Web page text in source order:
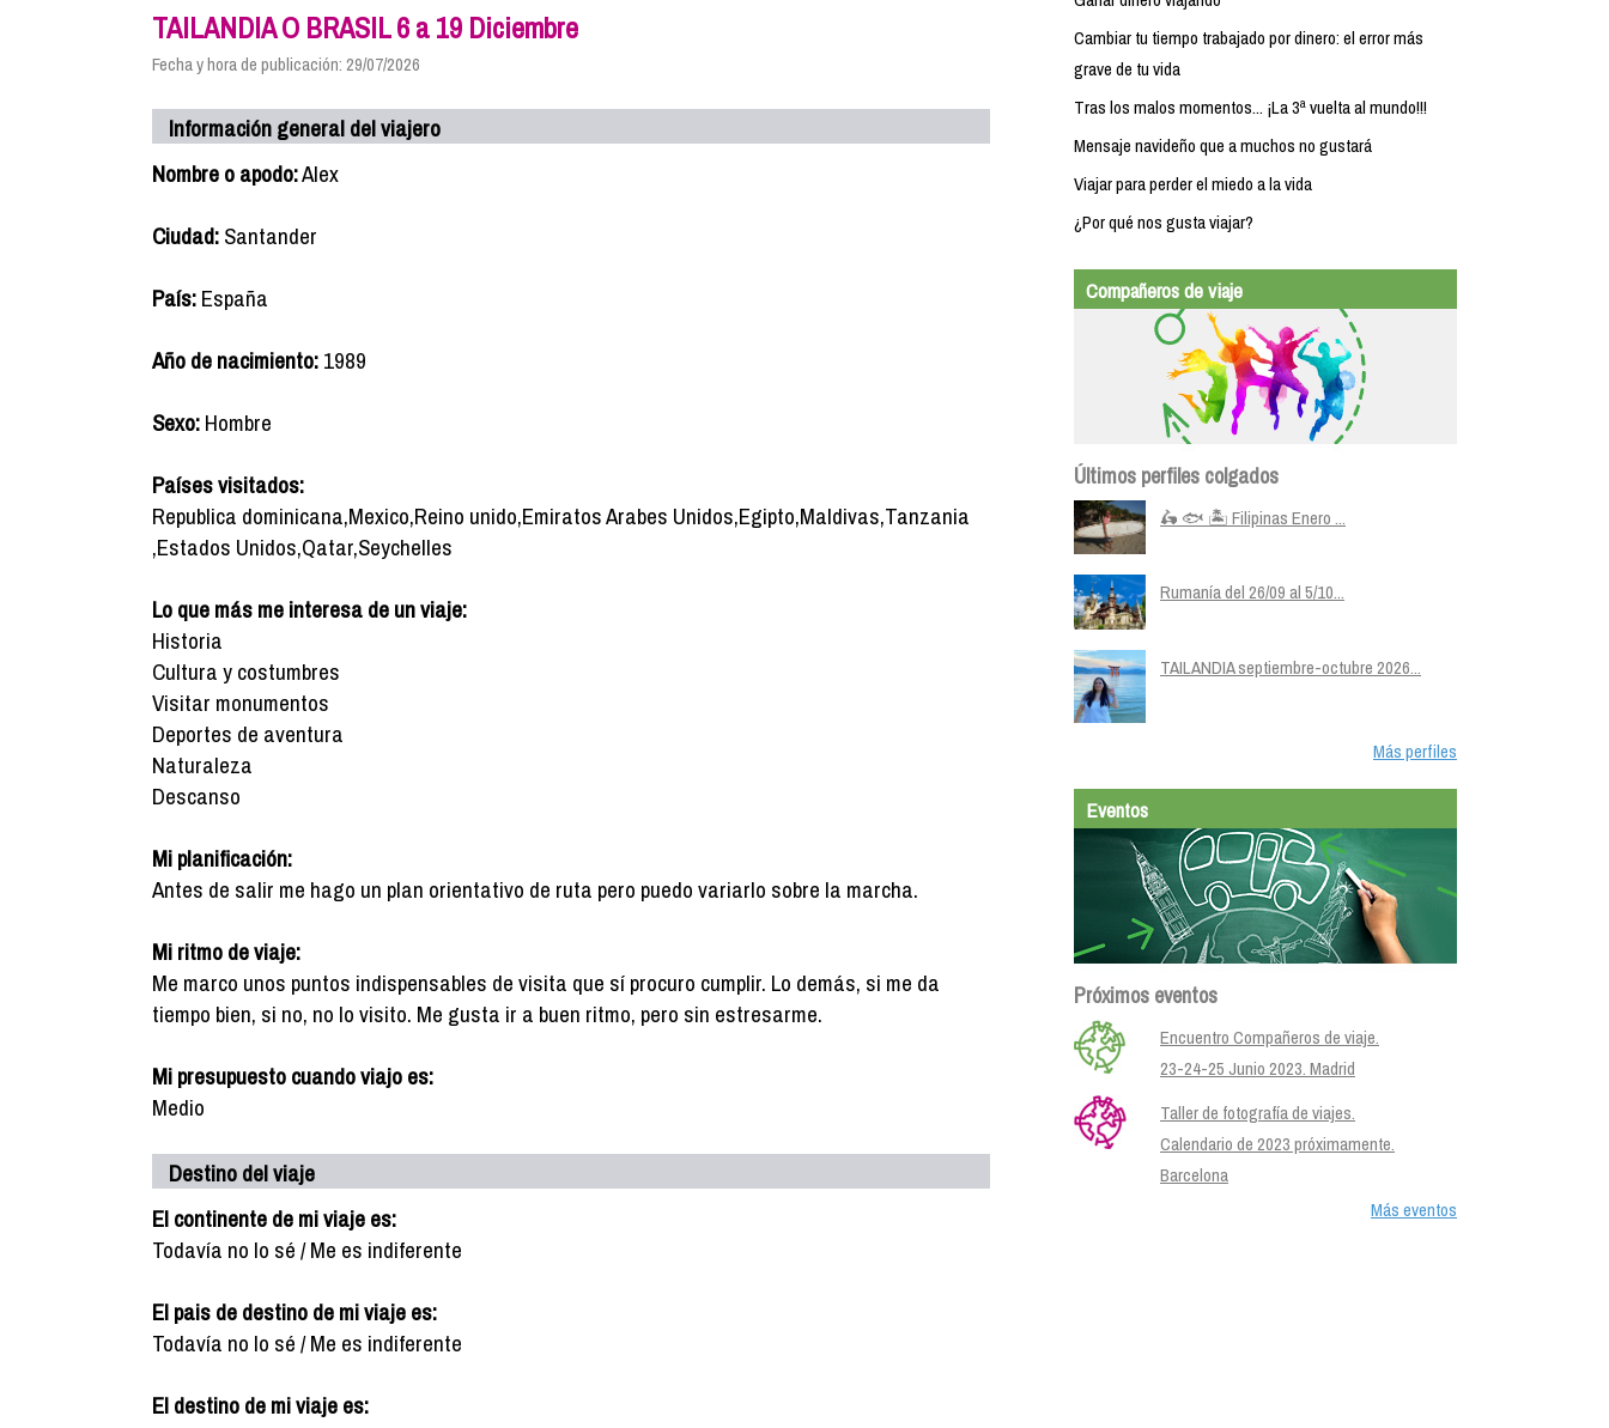
TAILANDIA O BRASIL 6 a 19 Diciembre
Fecha y hora de publicación: 29/07/2026
Información general del viajero
Nombre o apodo:Alex
Ciudad:Santander
País:España
Año de nacimiento:1989
Sexo:Hombre
Países visitados:
Republica dominicana,Mexico,Reino unido,Emiratos Arabes Unidos,Egipto,Maldivas,Tanzania
,Estados Unidos,Qatar,Seychelles
Lo que más me interesa de un viaje:
Historia
Cultura y costumbres
Visitar monumentos
Deportes de aventura
Naturaleza
Descanso
Mi planificación:
Antes de salir me hago un plan orientativo de ruta pero puedo variarlo sobre la marcha.
Mi ritmo de viaje:
Me marco unos puntos indispensables de visita que sí procuro cumplir. Lo demás, si me da
tiempo bien, si no, no lo visito. Me gusta ir a buen ritmo, pero sin estresarme.
Mi presupuesto cuando viajo es:
Medio
Destino del viaje
El continente de mi viaje es:
Todavía no lo sé / Me es indiferente
El pais de destino de mi viaje es:
Todavía no lo sé / Me es indiferente
El destino de mi viaje es:
Cambiar tu tiempo trabajado por dinero: el error más
grave de tu vida
Tras los malos momentos... ¡La 3ª vuelta al mundo!!!
Mensaje navideño que a muchos no gustará
Viajar para perder el miedo a la vida
¿Por qué nos gusta viajar?
Compañeros de viaje
Últimos perfiles colgados
🛵 🐟 🏝️ Filipinas Enero ...
Rumanía del 26/09 al 5/10...
TAILANDIA septiembre-octubre 2026...
Más perfiles
Eventos
Próximos eventos
Encuentro Compañeros de viaje.
23-24-25 Junio 2023. Madrid
Taller de fotografía de viajes.
Calendario de 2023 próximamente.
Barcelona
Más eventos